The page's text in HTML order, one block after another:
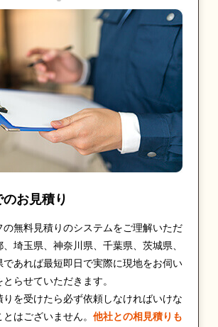
お見積り
の無料見積りのシステムをご理解いただ
埼玉県、神奈川県、千葉県、茨城県、
であれば最短即日で実際に現地をお伺い
らせていただきます。
りを受けたら必ず依頼しなければいけな
はございません。 他社との相見積りも